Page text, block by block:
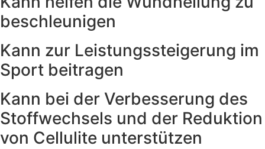
beschleunigen
Kann zur Leistungssteigerung im
Sport beitragen
Kann bei der Verbesserung des
Stoffwechsels und der Reduktion
von Cellulite unterstützen